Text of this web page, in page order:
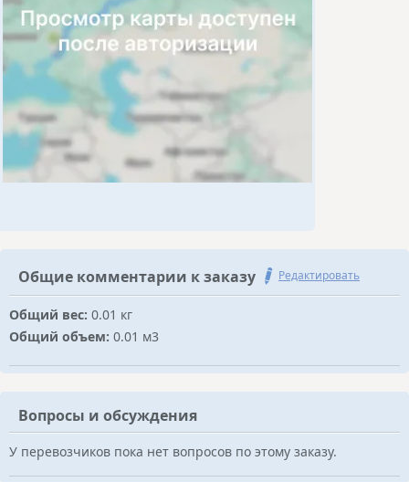
Общие комментарии к заказу Редактировать
Общий вес: 0.01 кг
Общий объем: 0.01 м3
Вопросы и обсуждения
У перевозчиков пока нет вопросов по этому заказу.